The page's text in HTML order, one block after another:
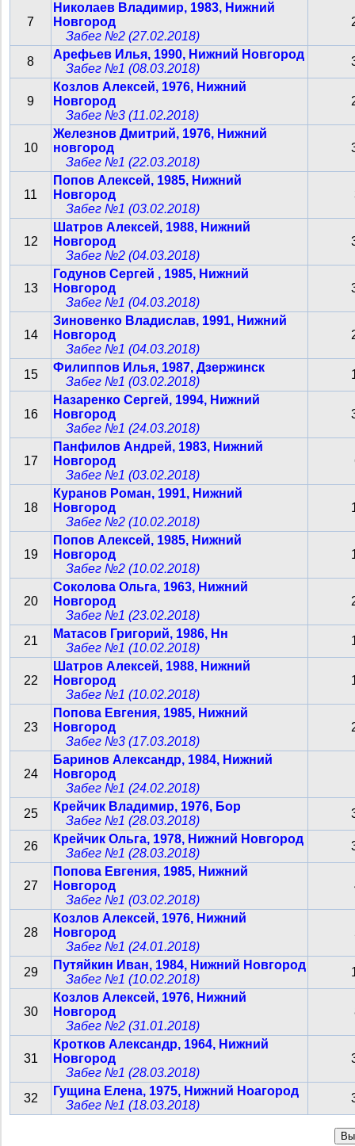
7
Николаев Владимир, 1983, Нижний
Новгород
Забег №2 (27.02.2018)
8
Арефьев Илья, 1990, Нижний Новгород
Забег №1 (08.03.2018)
9
Козлов Алексей, 1976, Нижний
Новгород
Забег №3 (11.02.2018)
10
Железнов Дмитрий, 1976, Нижний
новгород
Забег №1 (22.03.2018)
11
Попов Алексей, 1985, Нижний
Новгород
Забег №1 (03.02.2018)
12
Шатров Алексей, 1988, Нижний
Новгород
Забег №2 (04.03.2018)
13
Годунов Сергей , 1985, Нижний
Новгород
Забег №1 (04.03.2018)
14
Зиновенко Владислав, 1991, Нижний
Новгород
Забег №1 (04.03.2018)
15
Филиппов Илья, 1987, Дзержинск
Забег №1 (03.02.2018)
16
Назаренко Сергей, 1994, Нижний
Новгород
Забег №1 (24.03.2018)
17
Панфилов Андрей, 1983, Нижний
Новгород
Забег №1 (03.02.2018)
18
Куранов Роман, 1991, Нижний
Новгород
Забег №2 (10.02.2018)
19
Попов Алексей, 1985, Нижний
Новгород
Забег №2 (10.02.2018)
20
Соколова Ольга, 1963, Нижний
Новгород
Забег №1 (23.02.2018)
21
Матасов Григорий, 1986, Нн
Забег №1 (10.02.2018)
22
Шатров Алексей, 1988, Нижний
Новгород
Забег №1 (10.02.2018)
23
Попова Евгения, 1985, Нижний
Новгород
Забег №3 (17.03.2018)
24
Баринов Александр, 1984, Нижний
Новгород
Забег №1 (24.02.2018)
25
Крейчик Владимир, 1976, Бор
Забег №1 (28.03.2018)
26
Крейчик Ольга, 1978, Нижний Новгород
Забег №1 (28.03.2018)
27
Попова Евгения, 1985, Нижний
Новгород
Забег №1 (03.02.2018)
28
Козлов Алексей, 1976, Нижний
Новгород
Забег №1 (24.01.2018)
29
Путяйкин Иван, 1984, Нижний Новгород
Забег №1 (10.02.2018)
30
Козлов Алексей, 1976, Нижний
Новгород
Забег №2 (31.01.2018)
31
Кротков Александр, 1964, Нижний
Новгород
Забег №1 (28.03.2018)
32
Гущина Елена, 1975, Нижний Ноагород
Забег №1 (18.03.2018)